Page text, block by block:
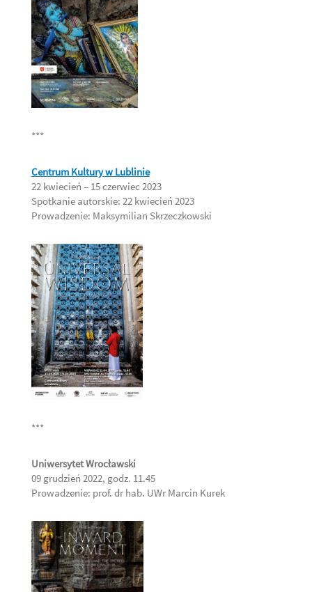
***
Centrum Kultury w Lublinie
22 kwiecień – 15 czerwiec 2023
Spotkanie autorskie: 22 kwiecień 2023
Prowadzenie: Maksymilian Skrzeczkowski
***
Uniwersytet Wrocławski
09 grudzień 2022, godz. 11.45
Prowadzenie: prof. dr hab. UWr Marcin Kurek